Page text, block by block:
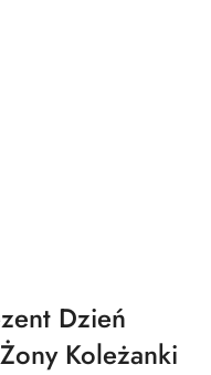
Dzień
Koleżanki